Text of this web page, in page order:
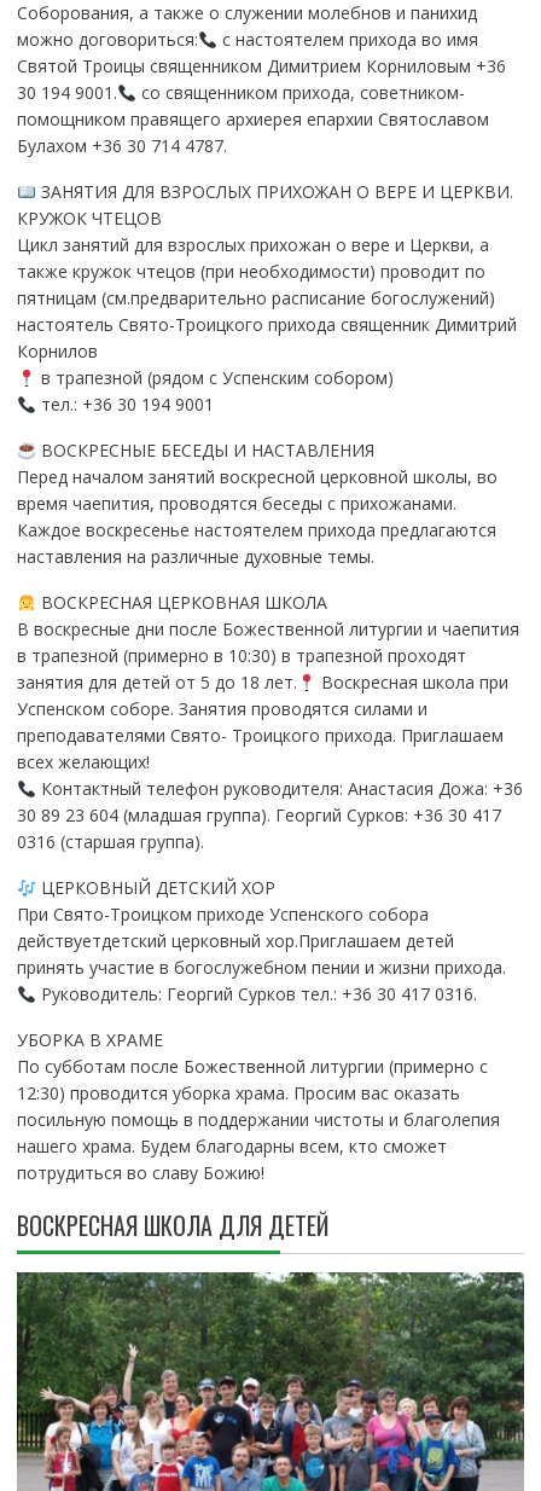
Соборования, а также о служении молебнов и панихид
можно договориться:
с настоятелем прихода во имя
Святой Троицы священником Димитрием Корниловым +36
30 194 9001.
со священником прихода, советником-
помощником правящего архиерея епархии Святославом
Булахом +36 30 714 4787.
ЗАНЯТИЯ ДЛЯ ВЗРОСЛЫХ ПРИХОЖАН О ВЕРЕ И ЦЕРКВИ.
КРУЖОК ЧТЕЦОВ
Цикл занятий для взрослых прихожан о вере и Церкви, а
также кружок чтецов (при необходимости) проводит по
пятницам (см.предварительно расписание богослужений)
настоятель Свято-Троицкого прихода священник Димитрий
Корнилов
в трапезной (рядом с Успенским собором)
тел.: +36 30 194 9001
ВОСКРЕСНЫЕ БЕСЕДЫ И НАСТАВЛЕНИЯ
Перед началом занятий воскресной церковной школы, во
время чаепития, проводятся беседы с прихожанами.
Каждое воскресенье настоятелем прихода предлагаются
наставления на различные духовные темы.
ВОСКРЕСНАЯ ЦЕРКОВНАЯ ШКОЛА
В воскресные дни после Божественной литургии и чаепития
в трапезной (примерно в 10:30) в трапезной проходят
занятия для детей от 5 до 18 лет.
Воскресная школа при
Успенском соборе. Занятия проводятся силами и
преподавателями Свято- Троицкого прихода. Приглашаем
всех желающих!
Контактный телефон руководителя: Анастасия Дожа: +36
30 89 23 604 (младшая группа). Георгий Сурков: +36 30 417
0316 (старшая группа).
ЦЕРКОВНЫЙ ДЕТСКИЙ ХОР
При Свято-Троицком приходе Успенского собора
действуетдетский церковный хор.Приглашаем детей
принять участие в богослужебном пении и жизни прихода.
Руководитель: Георгий Сурков тел.: +36 30 417 0316.
УБОРКА В ХРАМЕ
По субботам после Божественной литургии (примерно с
12:30) проводится уборка храма. Просим вас оказать
посильную помощь в поддержании чистоты и благолепия
нашего храма. Будем благодарны всем, кто сможет
потрудиться во славу Божию!
ВОСКРЕСНАЯ ШКОЛА ДЛЯ ДЕТЕЙ